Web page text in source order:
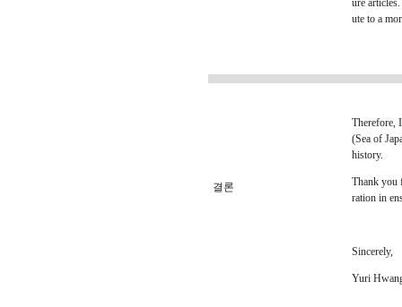
ure
ute to a
결론
Therefore,
(Sea of
history.
Thank you
ration in
Sincerely,
Yuri